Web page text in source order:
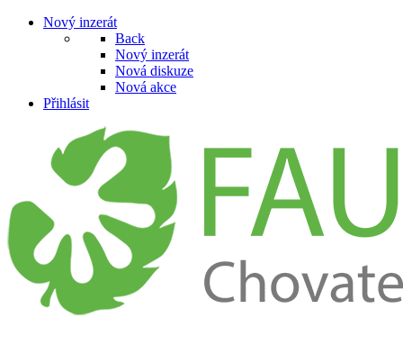
Nový inzerát
Back
Nový inzerát
Nová diskuze
Nová akce
Přihlásit